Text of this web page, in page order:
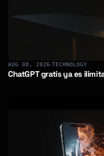
AUG 08, 2026 TECHNOLOGY
ChatGPT gratis ya es